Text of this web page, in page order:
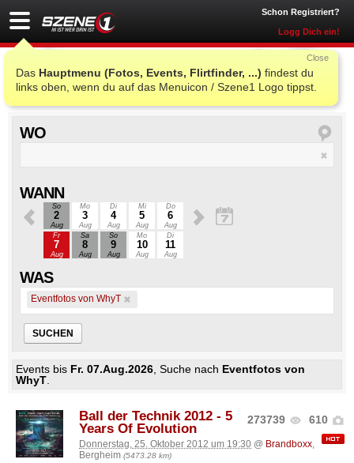
Schon Registriert?
Logg Dich ein!
Das Hauptmenu (Fotos, Events, Flirtfinder, ...) findest du
links oben, wenn du auf das Menuicon / Szene1 Logo tippst.
Close
Da war die Party!
WO
WANN
So
2
Aug
Mo
3
Aug
Di
4
Aug
Mi
5
Aug
Do
6
Aug
Fr
7
Aug
Sa
8
Aug
So
9
Aug
Mo
10
Aug
Di
11
Aug
WAS
Eventfotos von WhyT
SUCHEN
Events bis Fr. 07.Aug.2026 , Suche nach Eventfotos von
WhyT
273739 610
Ball der Technik 2012 - 5
Years Of Evolution
Donnerstag, 25. Oktober 2012 um 19:30 @ Brandboxx,
Bergheim (5473.28 km)